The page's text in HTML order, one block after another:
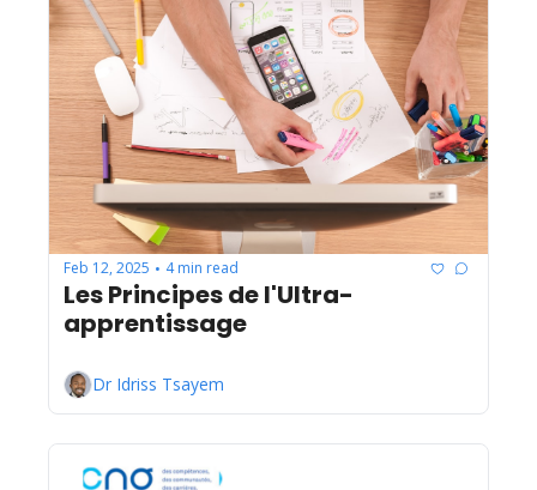
Feb 12, 2025 • 4 min read
Les Principes de l'Ultra-
apprentissage
Dr Idriss Tsayem